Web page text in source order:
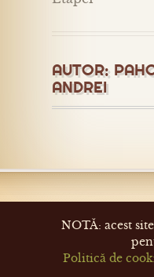
AUTOR:
ANDREI
NOTĂ: acest
Politică de